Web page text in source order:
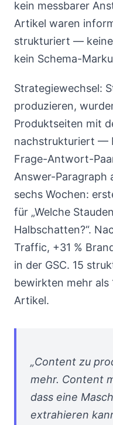
kein messbarer
Artikel waren
strukturiert —
kein Schema-
Strategiewechsel:
produzieren,
Produktseiten mit
nachstrukturiert —
Frage-Antwort-
Answer-Paragraph
sechs Wochen:
für „Welche
Halbschatten?“.
Traffic, +31 %
in der GSC. 15
bewirkten mehr
Artikel.
„Content zu
mehr. Content
dass eine
extrahieren